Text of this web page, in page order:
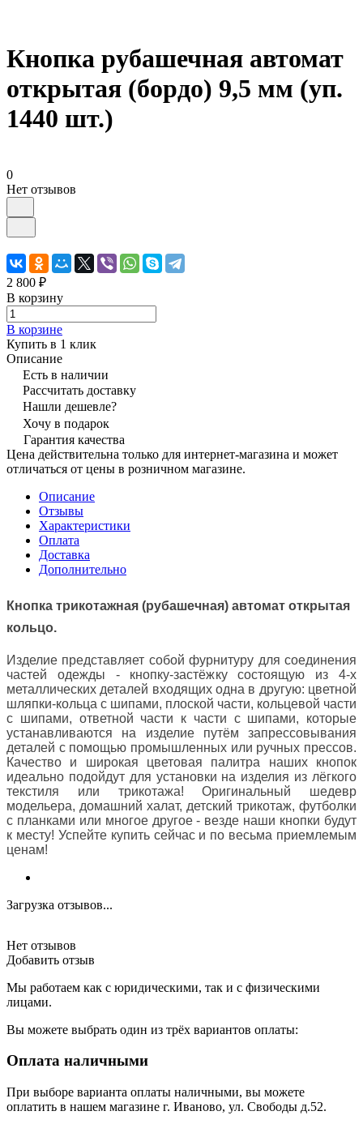
Кнопка рубашечная автомат
открытая (бордо) 9,5 мм (уп.
1440 шт.)
0
Нет отзывов
2 800 ₽
В корзину
В корзине
Купить в 1 клик
Описание
Есть в наличии
Рассчитать доставку
Нашли дешевле?
Хочу в подарок
Гарантия качества
Цена действительна только для интернет-магазина и может
отличаться от цены в розничном магазине.
Описание
Отзывы
Характеристики
Оплата
Доставка
Дополнительно
Кнопка трикотажная (рубашечная) автомат открытая
кольцо.
Изделие представляет собой фурнитуру для соединения
частей одежды - кнопку-застёжку состоящую из 4-х
металлических деталей входящих одна в другую: цветной
шляпки-кольца с шипами, плоской части, кольцевой части
с шипами, ответной части к части с шипами, которые
устанавливаются на изделие путём запрессовывания
деталей с помощью промышленных или ручных прессов.
Качество и широкая цветовая палитра наших кнопок
идеально подойдут для установки на изделия из лёгкого
текстиля или трикотажа! Оригинальный шедевр
модельера, домашний халат, детский трикотаж, футболки
с планками или многое другое - везде наши кнопки будут
к месту! Успейте купить сейчас и по весьма приемлемым
ценам!
Загрузка отзывов...
Нет отзывов
Добавить отзыв
Мы работаем как с юридическими, так и с физическими
лицами.
Вы можете выбрать один из трёх вариантов оплаты:
Оплата наличными
При выборе варианта оплаты наличными, вы можете
оплатить в нашем магазине г. Иваново, ул. Свободы д.52.